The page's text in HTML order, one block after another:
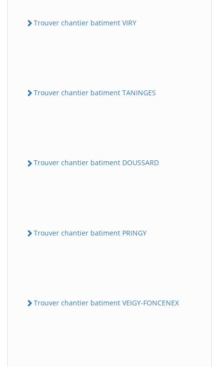
Trouver chantier batiment VIRY
Trouver chantier batiment TANINGES
Trouver chantier batiment DOUSSARD
Trouver chantier batiment PRINGY
Trouver chantier batiment VEIGY-FONCENEX